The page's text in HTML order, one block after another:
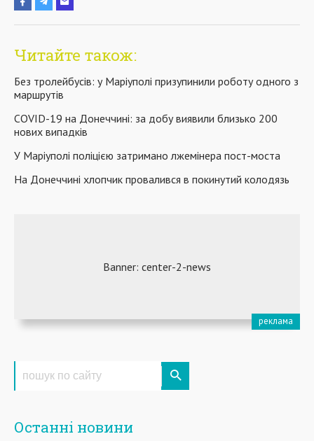
Читайте також:
Без тролейбусів: у Маріуполі призупинили роботу одного з
маршрутів
COVID-19 на Донеччині: за добу виявили близько 200
нових випадків
У Маріуполі поліцією затримано лжемінера пост-моста
На Донеччині хлопчик провалився в покинутий колодязь
Останні новини